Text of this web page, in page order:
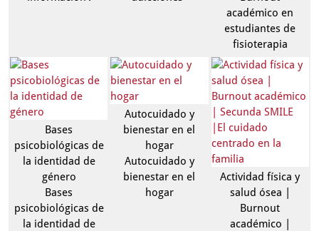
académico en
estudiantes de
fisioterapia
Bases
psicobiológicas de
la identidad de
género
Bases
psicobiológicas de
la identidad de
Autocuidado y
bienestar en el
hogar
Autocuidado y
bienestar en el
hogar
Actividad física y
salud ósea |
Burnout
académico |